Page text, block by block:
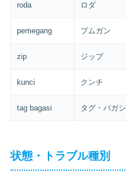
roda ロダ
pemegang プムガン
zip ジップ
kunci クンチ
tag bagasi タグ・バガシ
状態・トラブル種別